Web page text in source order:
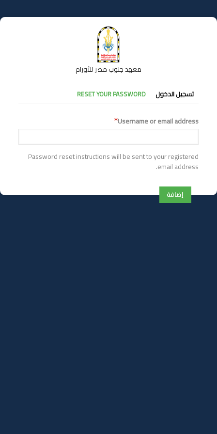
إلى
المحتوى
معهد جنوب مصر للأورام
التبويبات
الأساسية
تسجيل الدخول RESET YOUR PASSWORD
Username or email address
Password reset instructions will be sent to your registered
email address.